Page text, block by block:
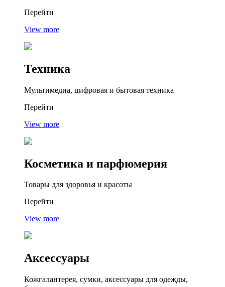
Перейти
View more
Техника
Мультимедиа, цифровая и бытовая техника
Перейти
View more
Косметика и парфюмерия
Товары для здоровья и красоты
Перейти
View more
Аксессуары
Кожгалантерея, сумки, аксессуары для одежды,